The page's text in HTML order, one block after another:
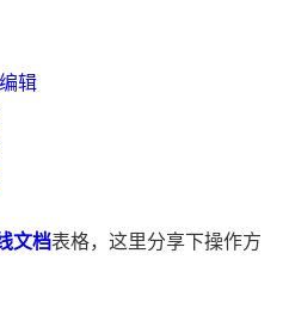
辑
文档表格，这里分享下操作方